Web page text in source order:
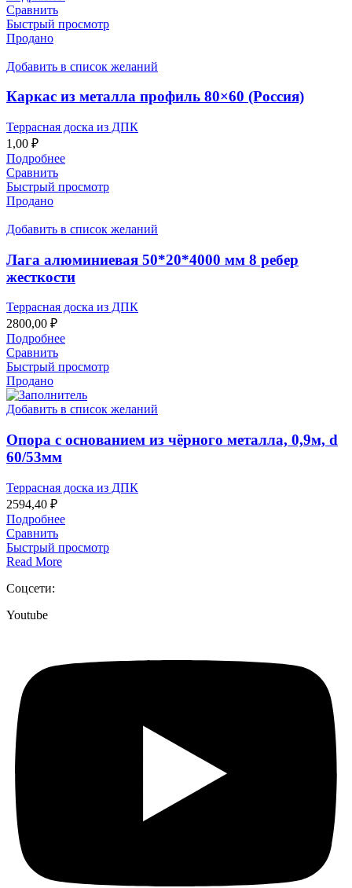
Сравнить
Быстрый просмотр
Продано
Добавить в список желаний
Каркас из металла профиль 80×60 (Россия)
Террасная доска из ДПК
1,00 ₽
Подробнее
Сравнить
Быстрый просмотр
Продано
Добавить в список желаний
Лага алюминиевая 50*20*4000 мм 8 ребер
жесткости
Террасная доска из ДПК
2800,00 ₽
Подробнее
Сравнить
Быстрый просмотр
Продано
Добавить в список желаний
Опора с основанием из чёрного металла, 0,9м, d
60/53мм
Террасная доска из ДПК
2594,40 ₽
Подробнее
Сравнить
Быстрый просмотр
Read More
Соцсети:
Youtube